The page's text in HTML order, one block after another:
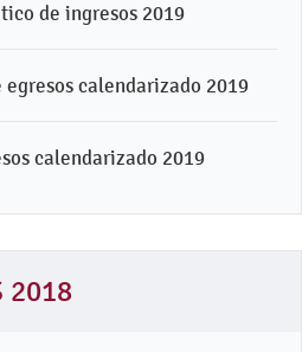
de ingresos 2019
egresos calendarizado 2019
calendarizado 2019
2018